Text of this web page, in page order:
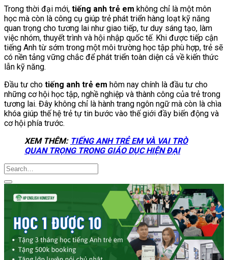
Trong thời đại mới, tiếng anh trẻ em không chỉ là một môn
học mà còn là công cụ giúp trẻ phát triển hàng loạt kỹ năng
quan trọng cho tương lai như giao tiếp, tư duy sáng tạo, làm
việc nhóm, thuyết trình và hội nhập quốc tế. Khi được tiếp cận
tiếng Anh từ sớm trong một môi trường học tập phù hợp, trẻ sẽ
có nền tảng vững chắc để phát triển toàn diện cả về kiến thức
lẫn kỹ năng.
Đầu tư cho tiếng anh trẻ em hôm nay chính là đầu tư cho
những cơ hội học tập, nghề nghiệp và thành công của trẻ trong
tương lai. Đây không chỉ là hành trang ngôn ngữ mà còn là chìa
khóa giúp thế hệ trẻ tự tin bước vào thế giới đầy biến động và
cơ hội phía trước.
XEM THÊM: TIẾNG ANH TRẺ EM VÀ VAI TRÒ
QUAN TRỌNG TRONG GIÁO DỤC HIỆN ĐẠI